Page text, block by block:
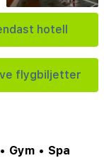
hotell
flygbiljetter
• Gym • Spa